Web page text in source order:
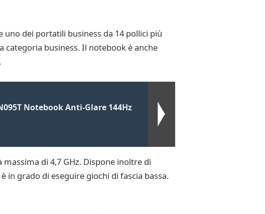
uno dei portatili business da 14 pollici più
business. Il notebook è anche
Notebook Anti-Glare 144Hz
di 4,7 GHz. Dispone inoltre di
in grado di eseguire giochi di fascia bassa.